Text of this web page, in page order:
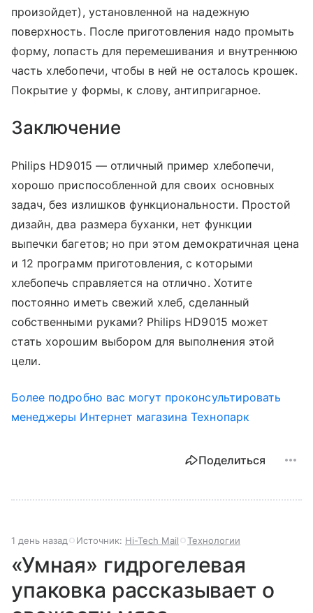
произойдет), установленной на надежную
поверхность. После приготовления надо промыть
форму, лопасть для перемешивания и внутреннюю
часть хлебопечи, чтобы в ней не осталось крошек.
Покрытие у формы, к слову, антипригарное.
Заключение
Philips HD9015 — отличный пример хлебопечи,
хорошо приспособленной для своих основных
задач, без излишков функциональности. Простой
дизайн, два размера буханки, нет функции
выпечки багетов; но при этом демократичная цена
и 12 программ приготовления, с которыми
хлебопечь справляется на отлично. Хотите
постоянно иметь свежий хлеб, сделанный
собственными руками? Philips HD9015 может
стать хорошим выбором для выполнения этой
цели.
Более подробно вас могут проконсультировать
менеджеры Интернет магазина Технопарк
Поделиться
1 день назад Источник: Hi-Tech Mail Технологии
«Умная» гидрогелевая
упаковка рассказывает о